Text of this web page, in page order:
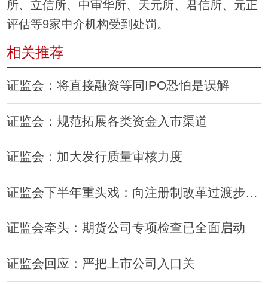
所、立信所、中审华所、天元所、君信所、元正
评估等9家中介机构受到处罚。
相关推荐
证监会：将直接融资等同IPO恐怕是误解
证监会：规范拓展各类资金入市渠道
证监会：加大发行质量审核力度
证监会下半年重头戏：向注册制改革过渡步伐加快
证监会牵头：期货公司专项检查已全面启动
证监会回应：严把上市公司入口关